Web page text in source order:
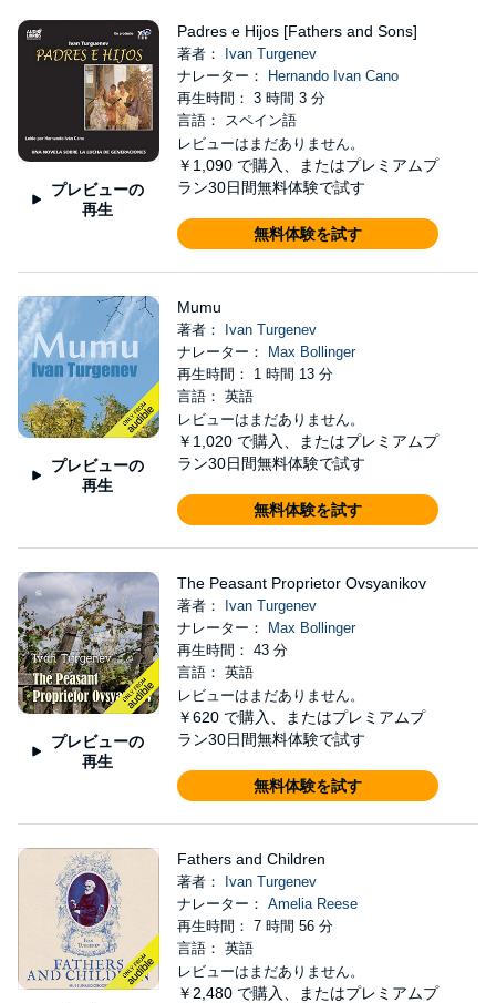
プレビューの
再生
Padres e Hijos [Fathers and Sons]
著者：
Ivan Turgenev
ナレーター：
Hernando Ivan Cano
再生時間： 3 時間 3 分
言語： スペイン語
レビューはまだありません。
￥1,090 で購入、またはプレミアムプ
ラン30日間無料体験で試す
無料体験を試す
プレビューの
再生
Mumu
著者：
Ivan Turgenev
ナレーター：
Max Bollinger
再生時間： 1 時間 13 分
言語： 英語
レビューはまだありません。
￥1,020 で購入、またはプレミアムプ
ラン30日間無料体験で試す
無料体験を試す
プレビューの
再生
The Peasant Proprietor Ovsyanikov
著者：
Ivan Turgenev
ナレーター：
Max Bollinger
再生時間： 43 分
言語： 英語
レビューはまだありません。
￥620 で購入、またはプレミアムプ
ラン30日間無料体験で試す
無料体験を試す
Fathers and Children
著者：
Ivan Turgenev
ナレーター： Amelia Reese
再生時間： 7 時間 56 分
言語： 英語
レビューはまだありません。
￥2,480 で購入、またはプレミアムプ